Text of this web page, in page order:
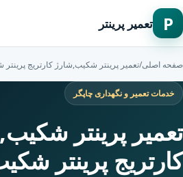
P تعمیر پرینتر
صفحه اصلی/تعمیر پرینتر شکیب,شارژ کارتریج
خدمات تعمیر و نگهداری چاپگر
تعمیر پرینتر
کارتریج پرینتر